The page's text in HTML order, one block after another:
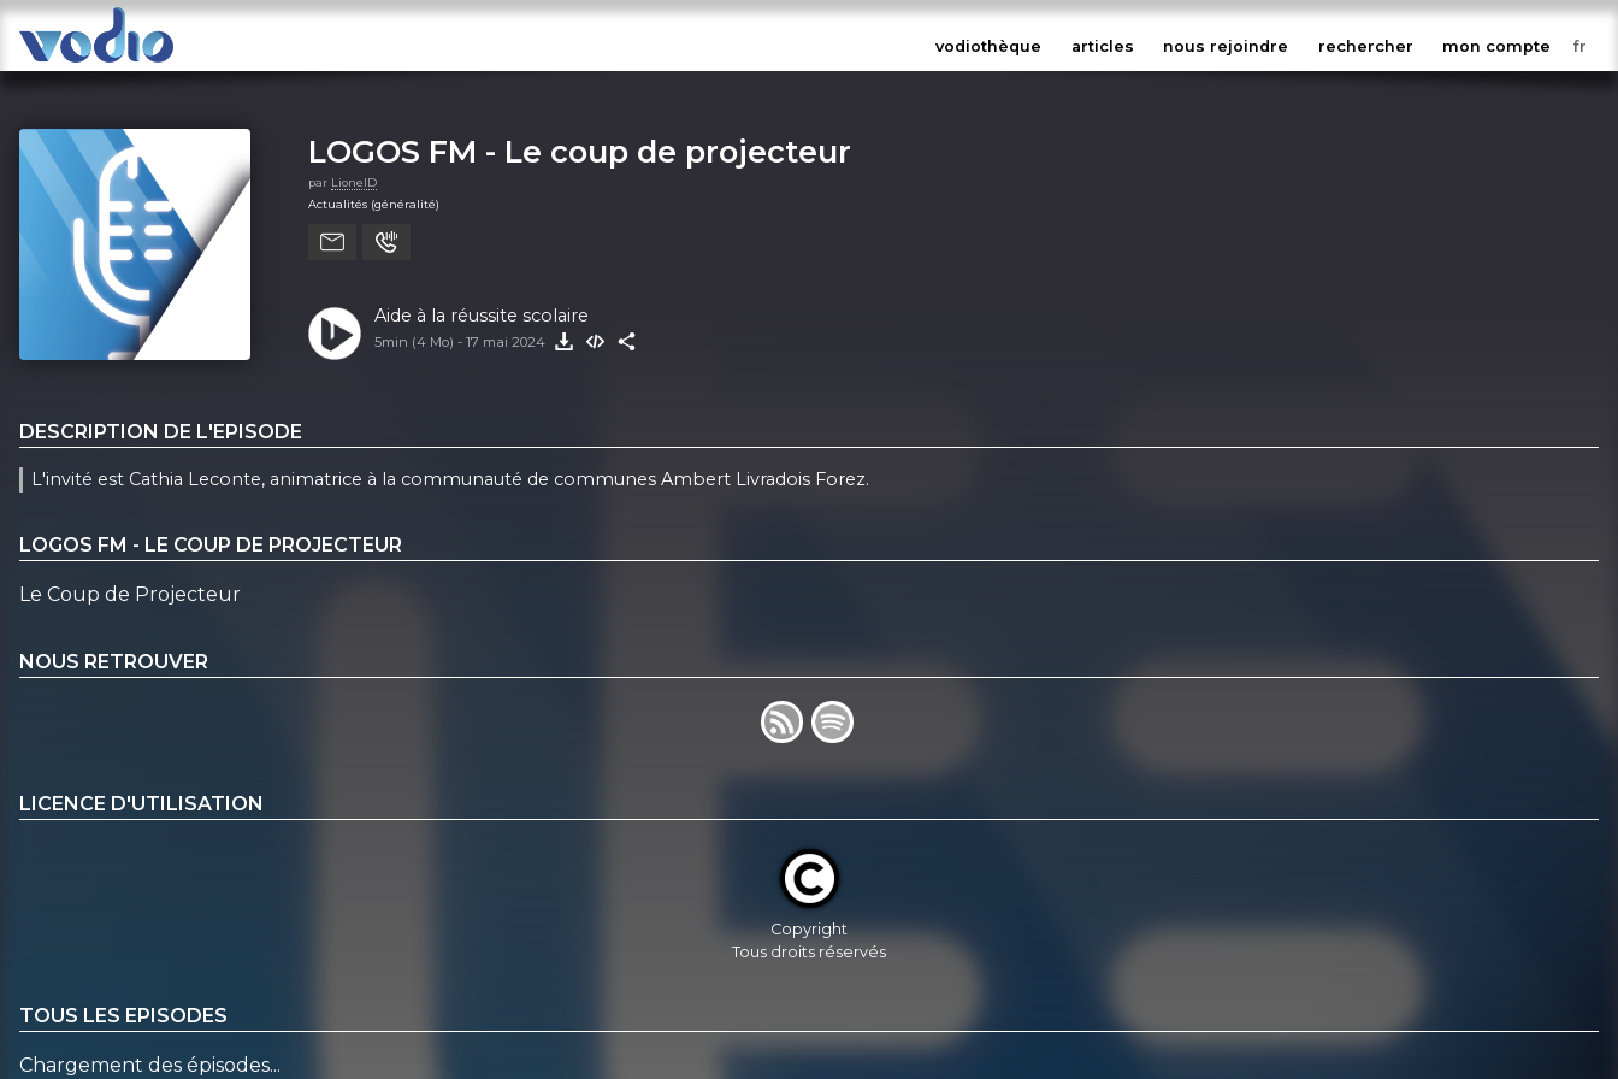
vodiothèque articles nous rejoindre rechercher mon compte
LOGOS FM - Le coup de projecteur
par LionelD
Actualités (généralité)
Aide à la réussite scolaire
5min (4 Mo) - 17 mai 2024
DESCRIPTION DE L'EPISODE
L'invité est Cathia Leconte, animatrice à la communauté de communes Ambert Livradois Forez.
LOGOS FM - LE COUP DE PROJECTEUR
Le Coup de Projecteur
NOUS RETROUVER
LICENCE D'UTILISATION
Copyright
Tous droits réservés
TOUS LES EPISODES
Chargement des épisodes...